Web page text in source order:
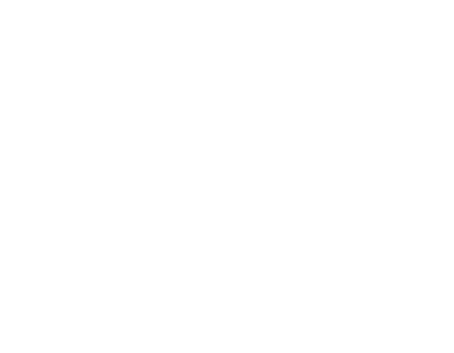
spațiul. Spuneți adio monotoniei plictisitoare! Creați-vă
design spectaculoase și, în același timp, ascund fisuri,
Nu este nevoie să instalați structuri de suport complicate,
de a masca elementele structurale ale unei clădiri, aducând
etc.). Rășina oferă coloanelor protecție împotriva
unor decoruri deosebite în cadrul diverselor evenimente
dar are în general un rol decorativ și nu de susținere
a adăuga un accent artistic în orice spațiu interior. Aceste
versatilității lor, consolele din ipsos pot fi integrate cu
nelimitate pentru designuri unice.
oricărui spațiu interior. Aceste elemente ornamentale sunt